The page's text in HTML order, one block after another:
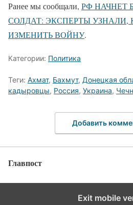
Ранее мы сообщали, РФ НАЧНЕТ
СОЛДАТ: ЭКСПЕРТЫ
ИЗМЕНИТЬ ВОЙНУ.
Категории: Политика
Теги: Ахмат, Бахмут, Донецкая
кадыровцы, Россия, Украина,
Добавить
Главпост
Exit mobile